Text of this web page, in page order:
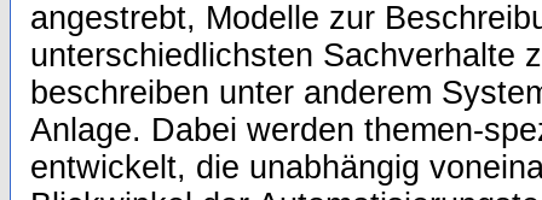
angestrebt, Modelle zur
unterschiedlichsten Sachverhalte
beschreiben unter anderem
Anlage. Dabei werden themen-
entwickelt, die unabhängig